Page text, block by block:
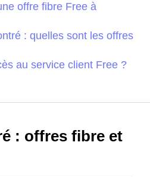
offre fibre Free à
: quelles sont les offres
au service client Free ?
: offres fibre et